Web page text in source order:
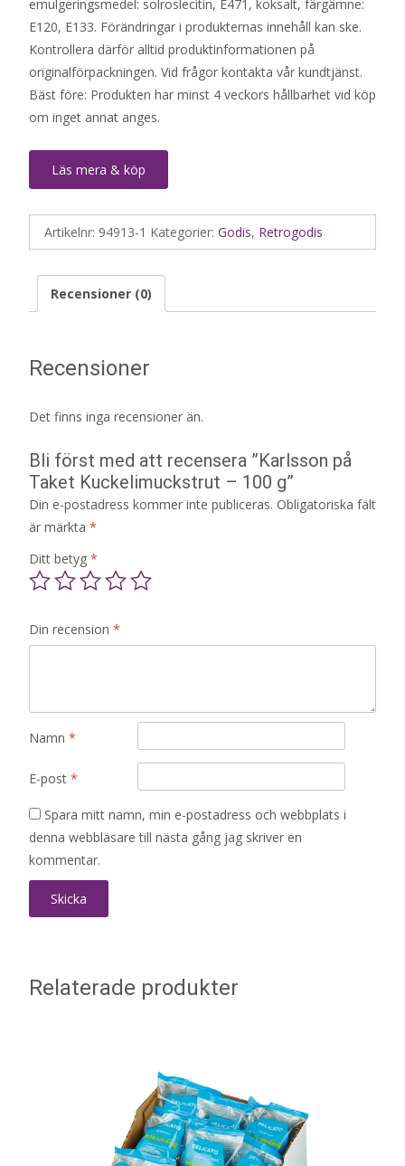
emulgeringsmedel: solroslecitin, E471, koksalt, färgämne:
E120, E133. Förändringar i produkternas innehåll kan ske.
Kontrollera därför alltid produktinformationen på
originalförpackningen. Vid frågor kontakta vår kundtjänst.
Bäst före: Produkten har minst 4 veckors hållbarhet vid köp
om inget annat anges.
Läs mera & köp
Artikelnr: 94913-1 Kategorier: Godis, Retrogodis
Recensioner (0)
Recensioner
Det finns inga recensioner än.
Bli först med att recensera ”Karlsson på
Taket Kuckelimuckstrut – 100 g”
Din e-postadress kommer inte publiceras. Obligatoriska fält
är märkta *
Ditt betyg *
Din recension *
Namn *
E-post *
Spara mitt namn, min e-postadress och webbplats i
denna webbläsare till nästa gång jag skriver en
kommentar.
Relaterade produkter